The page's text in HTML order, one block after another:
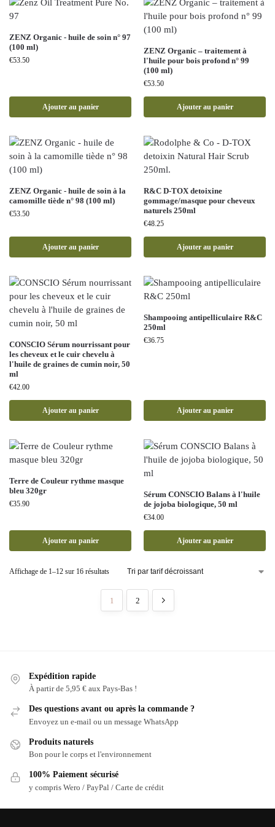
ZENZ Organic - huile de soin n° 97
(100 ml)
€53.50
Ajouter au panier
ZENZ Organic – traitement à
l'huile pour bois profond n° 99
(100 ml)
€53.50
Ajouter au panier
ZENZ Organic - huile de soin à la
camomille tiède n° 98 (100 ml)
€53.50
Ajouter au panier
R&C D-TOX detoixine
gommage/masque pour cheveux
naturels 250ml
€48.25
Ajouter au panier
CONSCIO Sérum nourrissant pour
les cheveux et le cuir chevelu à
l'huile de graines de cumin noir, 50
ml
€42.00
Ajouter au panier
Shampooing antipelliculaire R&C
250ml
€36.75
Ajouter au panier
Terre de Couleur rythme masque
bleu 320gr
€35.90
Ajouter au panier
Sérum CONSCIO Balans à l'huile
de jojoba biologique, 50 ml
€34.00
Ajouter au panier
Affichage de 1–12 sur 16 résultats
1 2
Expédition rapide
À partir de 5,95 € aux Pays-Bas !
Des questions avant ou après la commande ?
Envoyez un e-mail ou un message WhatsApp
Produits naturels
Bon pour le corps et l'environnement
100% Paiement sécurisé
y compris Wero / PayPal / Carte de crédit